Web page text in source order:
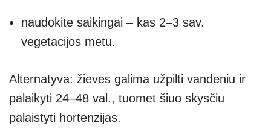
naudokite saikingai – kas 2–3 sav.
vegetacijos metu.
Alternatyva: žieves galima užpilti vandeniu ir
palaikyti 24–48 val., tuomet šiuo skysčiu
palaistyti hortenzijas.